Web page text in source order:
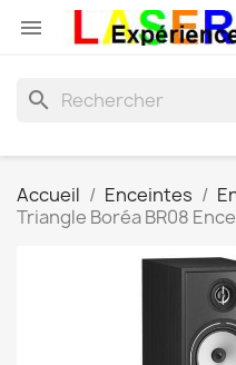

search
Accueil Enceintes
Triangle Boréa BR08